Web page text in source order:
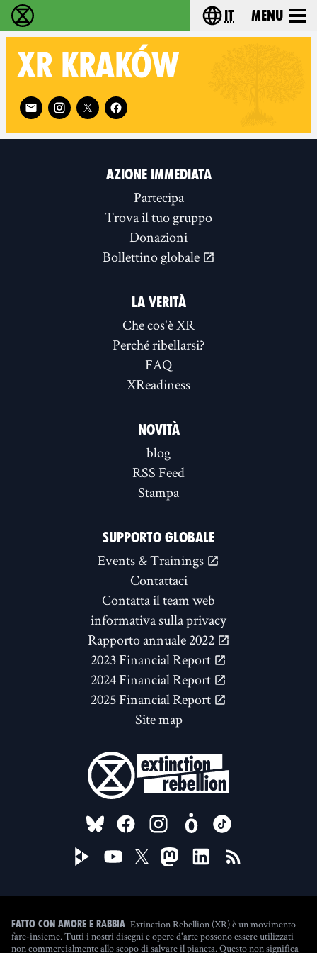
Extinction Rebellion - Home Choose your
it Menu
XR KRAKÓW
Follow XR Kraków on
AZIONE IMMEDIATA
Partecipa
Trova il tuo gruppo
Donazioni
Bollettino globale
LA VERITÀ
Che cos'è XR
Perché ribellarsi?
FAQ
XReadiness
NOVITÀ
blog
RSS Feed
Stampa
SUPPORTO GLOBALE
Events & Trainings
Contattaci
Contatta il team web
informativa sulla privacy
Rapporto annuale 2022
2023 Financial Report
2024 Financial Report
2025 Financial Report
Site map
FOLLOW US ON
Fatto con amore e rabbia Extinction Rebellion (XR) è un movimento
fare-insieme. Tutti i nostri disegni e opere d'arte possono essere utilizzati
non commercialmente allo scopo di salvare il pianeta. Questo non significa